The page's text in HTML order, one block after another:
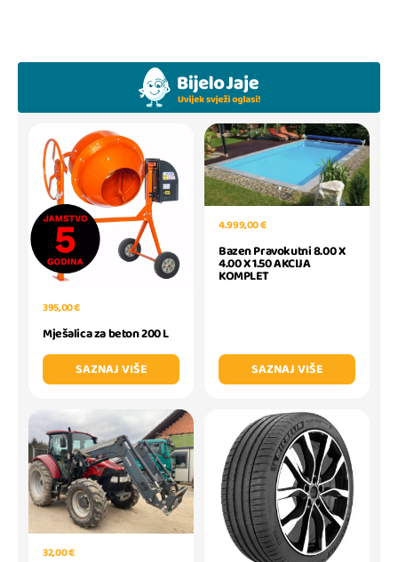
395,00 €
Mješalica za beton 200 L
SAZNAJ VIŠE
4.999,00 €
Bazen Pravokutni 8.00 X
4.00 X 1.50 AKCIJA
KOMPLET
SAZNAJ VIŠE
32,00 €